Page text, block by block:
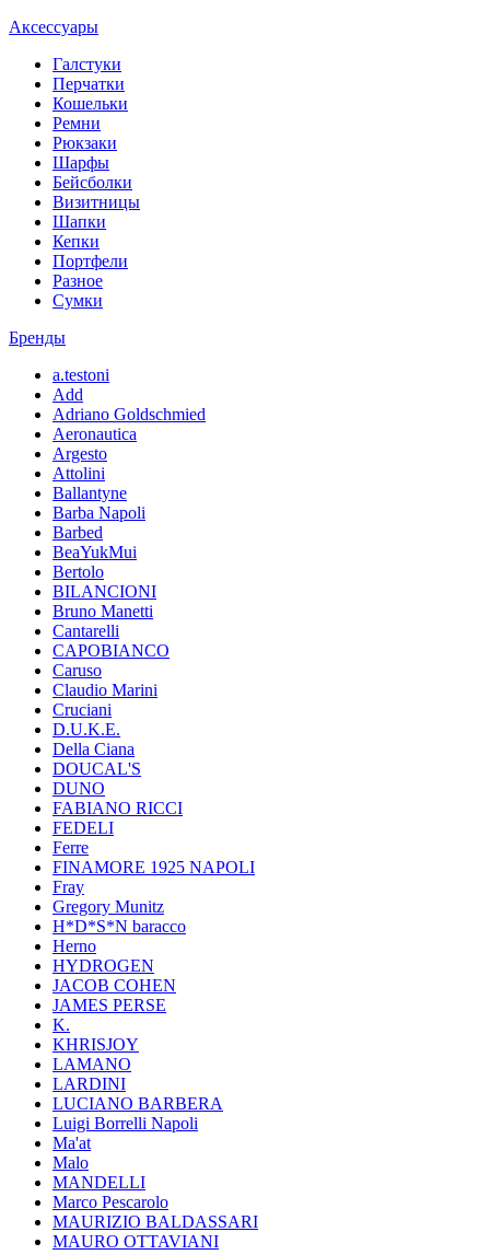
Аксессуары
Галстуки
Перчатки
Кошельки
Ремни
Рюкзаки
Шарфы
Бейсболки
Визитницы
Шапки
Кепки
Портфели
Разное
Сумки
Бренды
a.testoni
Add
Adriano Goldschmied
Aeronautica
Argesto
Attolini
Ballantyne
Barba Napoli
Barbed
BeaYukMui
Bertolo
BILANCIONI
Bruno Manetti
Cantarelli
CAPOBIANCO
Caruso
Claudio Marini
Cruciani
D.U.K.E.
Della Ciana
DOUCAL'S
DUNO
FABIANO RICCI
FEDELI
Ferre
FINAMORE 1925 NAPOLI
Fray
Gregory Munitz
H*D*S*N baracco
Herno
HYDROGEN
JACOB COHEN
JAMES PERSE
K.
KHRISJOY
LAMANO
LARDINI
LUCIANO BARBERA
Luigi Borrelli Napoli
Ma'at
Malo
MANDELLI
Marco Pescarolo
MAURIZIO BALDASSARI
MAURO OTTAVIANI